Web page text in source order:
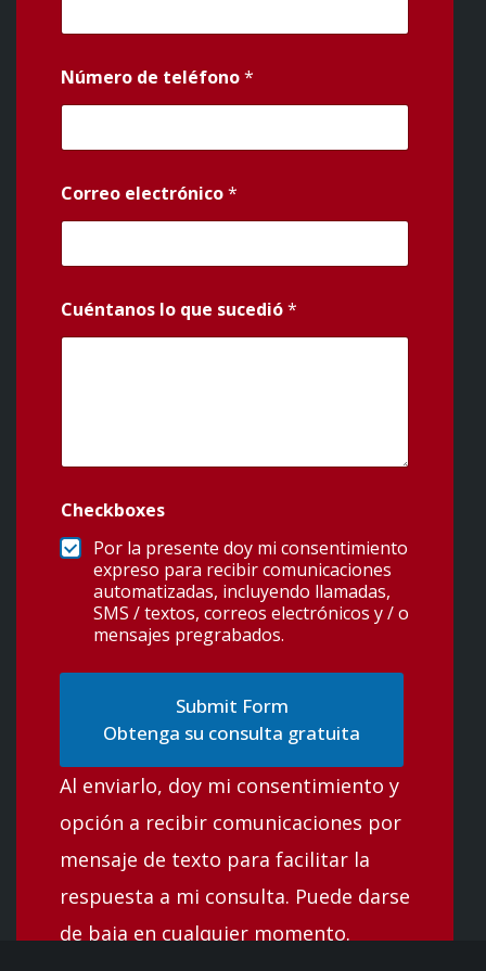
Número de teléfono*
Correo electrónico*
Cuéntanos lo que sucedió*
Checkboxes
Por la presente doy mi consentimiento
expreso para recibir comunicaciones
automatizadas, incluyendo llamadas,
SMS / textos, correos electrónicos y / o
mensajes pregrabados.
Obtenga su consulta gratuita
Al enviarlo, doy mi consentimiento y
opción a recibir comunicaciones por
mensaje de texto para facilitar la
respuesta a mi consulta. Puede darse
de baja en cualquier momento.